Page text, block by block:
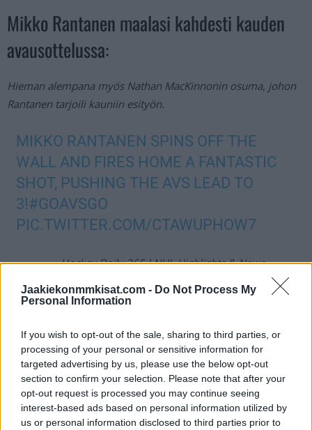
Jaakiekonmmkisat.com - Do Not Process My
Personal Information
If you wish to opt-out of the sale, sharing to third parties, or
processing of your personal or sensitive information for
targeted advertising by us, please use the below opt-out
section to confirm your selection. Please note that after your
opt-out request is processed you may continue seeing
interest-based ads based on personal information utilized by
us or personal information disclosed to third parties prior to
Mikko Rantanen maalasi kahdesti kauden
avausottelussa:
Hieman alempana myös Nathan MacKinnonin osuma, johon
Rantanen tarjoili kauniin esityön.
MIKKO RANTANEN SPINS OFF THE
WALL AND FIRES HOME A FANTASTIC
SHOT, PUSHING THE AVS LEAD TO
3!#GOAVSGO
PIC.TWITTER.COM/CTAWUPHOW7
— Hockey Daily 365 l NHL Highlights & News
TALBOT FOR HIS SECOND GOAL OF THE
GAME!#GOAVSGO
PIC.TWITTER.COM/CAMLZUCODR
— Hockey Daily 365 l NHL Highlights & News